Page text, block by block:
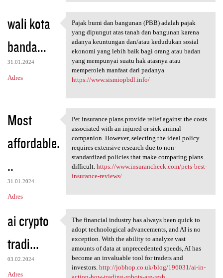
wali kota
banda...
31.01.2024
Adres
Pajak bumi dan bangunan (PBB)
Pajak bumi dan bangunan (PBB) adalah pajak
yang dipungut atas tanah dan bangunan karena
adanya keuntungan dan/atau kedudukan sosial
ekonomi yang lebih baik bagi orang atau badan
yang mempunyai suatu hak atasnya atau
memperoleh manfaat dari padanya
https://www.sismiopbdl.info/
Most
affordable.
..
31.01.2024
Adres
Pet insurance plans provide
Pet insurance plans provide relief against the costs
associated with an injured or sick animal
companion. However, selecting the ideal policy
requires extensive research due to non-
standardized policies that make comparing plans
difficult. https://www.insurancheck.com/pets-best-
insurance-reviews/
ai crypto
tradi...
03.02.2024
Adres
The financial industry has
The financial industry has always been quick to
adopt technological advancements, and AI is no
exception. With the ability to analyze vast
amounts of data at unprecedented speeds, AI has
become an invaluable tool for traders and
investors. http://jobhop.co.uk/blog/196031/ai-in-